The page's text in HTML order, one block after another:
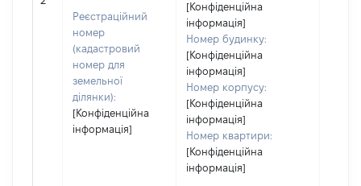
Реєстраційний
номер
(кадастровий
номер для
земельної
ділянки):
[Конфіденційна
інформація]
[Конфіденційна
інформація]
Номер будинку:
[Конфіденційна
інформація]
Номер корпусу:
[Конфіденційна
інформація]
Номер квартири:
[Конфіденційна
інформація]